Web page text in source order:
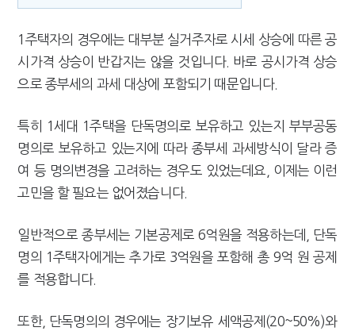
1주택자의 경우에는 대부분 실거주자로 시세 상승에 따른 공
시가격 상승이 반갑지는 않을 것입니다. 바로 공시가격 상승
으로 종부세의 과세 대상에 포함되기 때문입니다.
특히 1세대 1주택을 단독명의로 보유하고 있는지 부부공동
명의로 보유하고 있는지에 따라 종부세 과세방식이 달라 증
여 등 명의변경을 고려하는 경우도 있었는데요, 이제는 이런
고민을 할 필요는 없어졌습니다.
일반적으로 종부세는 기본공제로 6억원을 적용하는데, 단독
명의 1주택자에게는 추가로 3억원을 포함해 총 9억 원 공제
를 적용합니다.
또한, 단독명의의 경우에는 장기보유 세액공제(20~50%)와